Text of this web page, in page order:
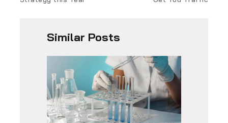
Similar Posts